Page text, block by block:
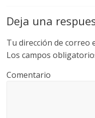
Deja una
Tu dirección de correo
Los campos
Comentario